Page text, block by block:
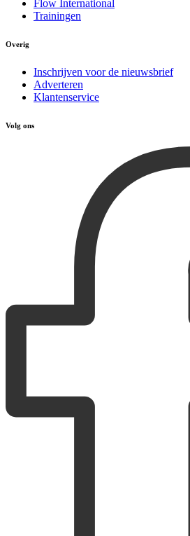
Flow International
Trainingen
Overig
Inschrijven voor de nieuwsbrief
Adverteren
Klantenservice
Volg ons